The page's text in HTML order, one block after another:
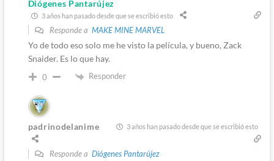
Diógenes Pantarújez
3 años han pasado desde que se escribió esto
Responde a MAKE MINE MARVEL
Yo de todo eso solo me he visto la película, y bueno, Zack
Snaider. Es lo que hay.
0 Responder
padrinodelanime 3 años han pasado desde que se escribió esto
Responde a Diógenes Pantarújez